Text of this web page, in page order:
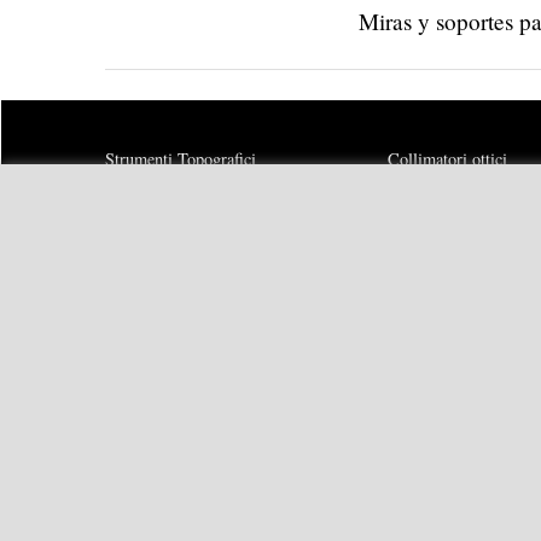
Miras y soportes
Strumenti Topografici
Collimatori ottici